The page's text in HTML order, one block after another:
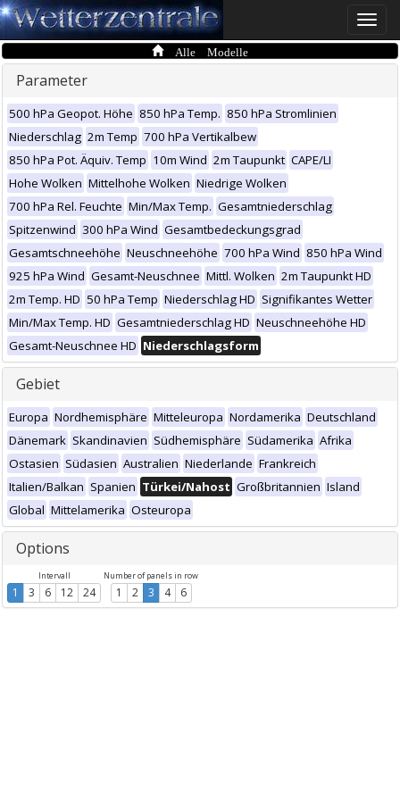
Toggle
Alle Modelle
Parameter
500 hPa Geopot. Höhe 850 hPa Temp. 850 hPa Stromlinien
Niederschlag 2m Temp 700 hPa Vertikalbew
850 hPa Pot. Äquiv. Temp 10m Wind 2m Taupunkt CAPE/LI
Hohe Wolken Mittelhohe Wolken Niedrige Wolken
700 hPa Rel. Feuchte Min/Max Temp. Gesamtniederschlag
Spitzenwind 300 hPa Wind Gesamtbedeckungsgrad
Gesamtschneehöhe Neuschneehöhe 700 hPa Wind 850 hPa Wind
925 hPa Wind Gesamt-Neuschnee Mittl. Wolken 2m Taupunkt HD
2m Temp. HD 50 hPa Temp Niederschlag HD Signifikantes Wetter
Min/Max Temp. HD Gesamtniederschlag HD Neuschneehöhe HD
Gesamt-Neuschnee HD Niederschlagsform
Gebiet
Europa Nordhemisphäre Mitteleuropa Nordamerika Deutschland
Dänemark Skandinavien Südhemisphäre Südamerika Afrika
Ostasien Südasien Australien Niederlande Frankreich
Italien/Balkan Spanien Türkei/Nahost Großbritannien Island
Global Mittelamerika Osteuropa
Options
Intervall
1 3 6 12 24
Number of panels in row
1 2 3 4 6